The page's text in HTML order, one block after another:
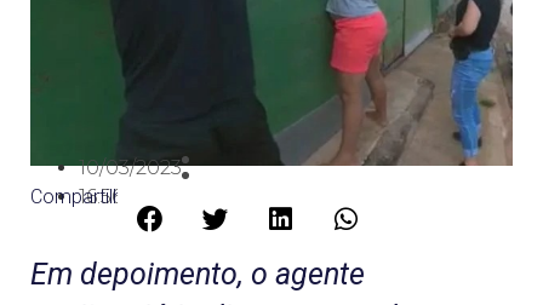
10/03/2023
16:56
Compartilhe:
Em depoimento, o agente